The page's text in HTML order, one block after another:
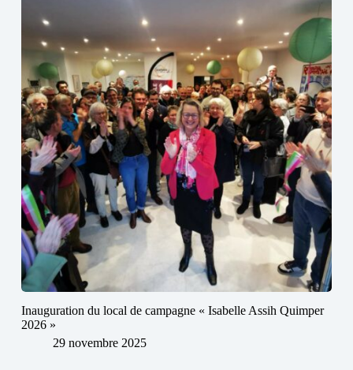
Inauguration du local de campagne « Isabelle Assih Quimper
2026 »
29 novembre 2025